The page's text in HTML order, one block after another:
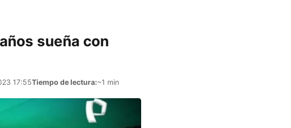
sueña con
17:55Tiempo de lectura:~1 min